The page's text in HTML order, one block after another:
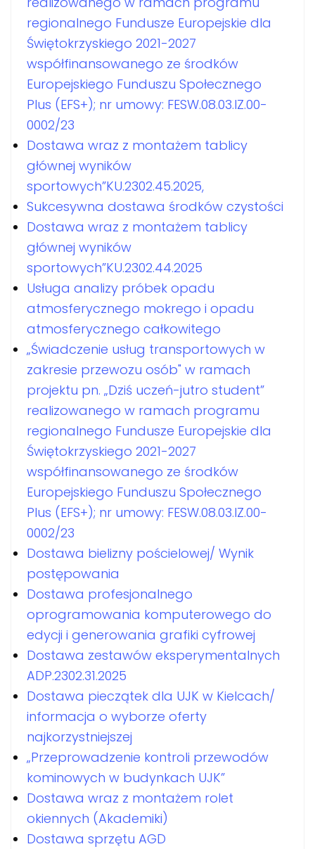
regionalnego Fundusze Europejskie dla
Świętokrzyskiego 2021-2027
współfinansowanego ze środków
Europejskiego Funduszu Społecznego
Plus (EFS+); nr umowy: FESW.08.03.IZ.00-
0002/23
Dostawa wraz z montażem tablicy
głównej wyników
sportowych”KU.2302.45.2025,
Sukcesywna dostawa środków czystości
Dostawa wraz z montażem tablicy
głównej wyników
sportowych”KU.2302.44.2025
Usługa analizy próbek opadu
atmosferycznego mokrego i opadu
atmosferycznego całkowitego
„Świadczenie usług transportowych w
zakresie przewozu osób" w ramach
projektu pn. „Dziś uczeń-jutro student”
realizowanego w ramach programu
regionalnego Fundusze Europejskie dla
Świętokrzyskiego 2021-2027
współfinansowanego ze środków
Europejskiego Funduszu Społecznego
Plus (EFS+); nr umowy: FESW.08.03.IZ.00-
0002/23
Dostawa bielizny pościelowej/ Wynik
postępowania
Dostawa profesjonalnego
oprogramowania komputerowego do
edycji i generowania grafiki cyfrowej
Dostawa zestawów eksperymentalnych
ADP.2302.31.2025
Dostawa pieczątek dla UJK w Kielcach/
informacja o wyborze oferty
najkorzystniejszej
„Przeprowadzenie kontroli przewodów
kominowych w budynkach UJK”
Dostawa wraz z montażem rolet
okiennych (Akademiki)
Dostawa sprzętu AGD